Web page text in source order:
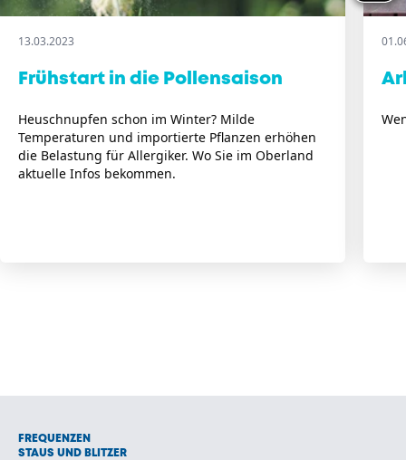
13.03.2023
Frühstart in die Pollensaison
Heuschnupfen schon im Winter? Milde
Temperaturen und importierte Pflanzen erhöhen
die Belastung für Allergiker. Wo Sie im Oberland
aktuelle Infos bekommen.
FREQUENZEN
STAUS UND BLITZER